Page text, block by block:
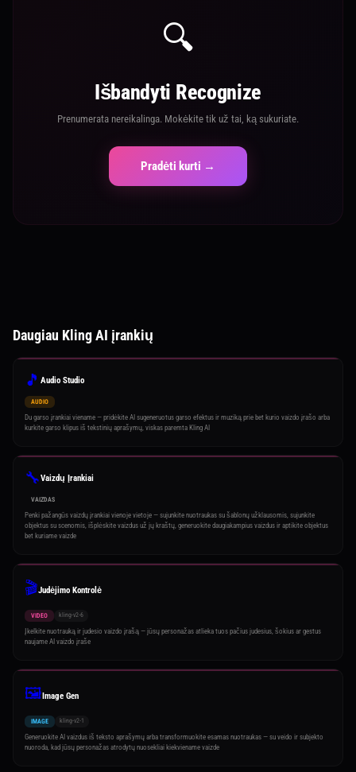
🔍
Išbandyti Recognize
Prenumerata nereikalinga. Mokėkite tik už tai, ką sukuriate.
Pradėti kurti →
Daugiau Kling AI įrankių
🎵 Audio Studio
AUDIO
Du garso įrankiai viename — pridėkite AI sugeneruotus garso efektus ir muziką prie bet kurio vaizdo įrašo arba
kurkite garso klipus iš tekstinių aprašymų, viskas paremta Kling AI
🔧Vaizdų Įrankiai
VAIZDAS
Penki pažangūs vaizdų įrankiai vienoje vietoje — sujunkite nuotraukas su šablonų užklausomis, sujunkite
objektus su scenomis, išplėskite vaizdus už jų kraštų, generuokite daugiakampius vaizdus ir aptikite objektus
bet kuriame vaizde
🎬Judėjimo Kontrolė
VIDEO kling-v2-6
Įkelkite nuotrauką ir judesio vaizdo įrašą — jūsų personažas atlieka tuos pačius judesius, šokius ar gestus
naujame AI vaizdo įraše
🖼️Image Gen
IMAGE kling-v2-1
Generuokite AI vaizdus iš teksto aprašymų arba transformuokite esamas nuotraukas — su veido ir subjekto
nuoroda, kad jūsų personažas atrodytų nuosekliai kiekviename vaizde